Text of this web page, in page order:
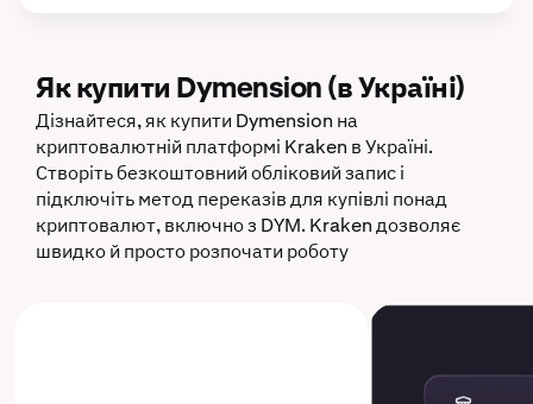
Як купити Dymension (в Україні)
Дізнайтеся, як купити Dymension на
криптовалютній платформі Kraken в Україні.
Створіть безкоштовний обліковий запис і
підключіть метод переказів для купівлі понад
криптовалют, включно з DYM. Kraken дозволяє
швидко й просто розпочати роботу